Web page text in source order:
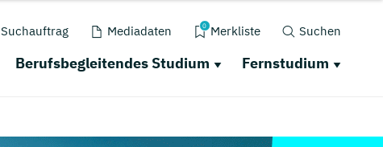
Suchauftrag Mediadaten 0 Merkliste Suchen
Berufsbegleitendes Studium Fernstudium